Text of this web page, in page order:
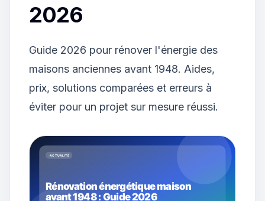
2026
Guide 2026 pour rénover l'énergie des
maisons anciennes avant 1948. Aides,
prix, solutions comparées et erreurs à
éviter pour un projet sur mesure réussi.